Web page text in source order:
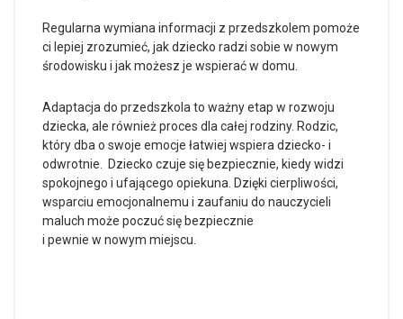
Regularna wymiana informacji z przedszkolem pomoże
ci lepiej zrozumieć, jak dziecko radzi sobie w nowym
środowisku i jak możesz je wspierać w domu.
Adaptacja do przedszkola to ważny etap w rozwoju
dziecka, ale również proces dla całej rodziny. Rodzic,
który dba o swoje emocje łatwiej wspiera dziecko- i
odwrotnie. Dziecko czuje się bezpiecznie, kiedy widzi
spokojnego i ufającego opiekuna. Dzięki cierpliwości,
wsparciu emocjonalnemu i zaufaniu do nauczycieli
maluch może poczuć się bezpiecznie
i pewnie w nowym miejscu.